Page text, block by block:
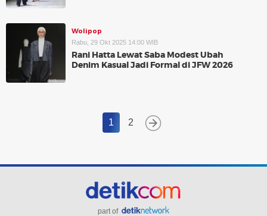
Wolipop
Rabu, 29 Okt 2025 14:00 WIB
Rani Hatta Lewat Saba Modest Ubah
Denim Kasual Jadi Formal di JFW 2026
1 2
part of